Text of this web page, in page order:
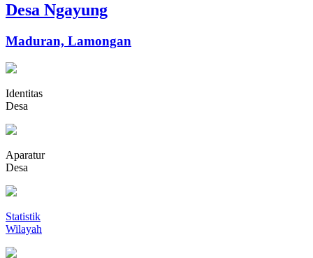
Desa Ngayung
Maduran, Lamongan
Identitas
Desa
Aparatur
Desa
Statistik
Wilayah